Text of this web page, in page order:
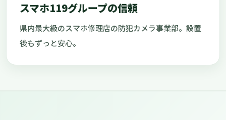
スマホ119グループの信頼
県内最大級のスマホ修理店の防犯カメラ事業部。設置
後もずっと安心。